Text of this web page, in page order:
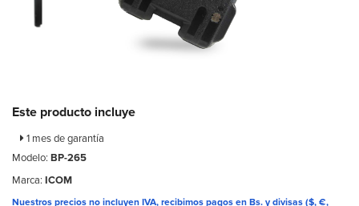
Este producto incluye
1 mes de garantía
Modelo: BP-265
Marca: ICOM
Nuestros precios no incluyen IVA, recibimos pagos en Bs. y divisas ($, €,